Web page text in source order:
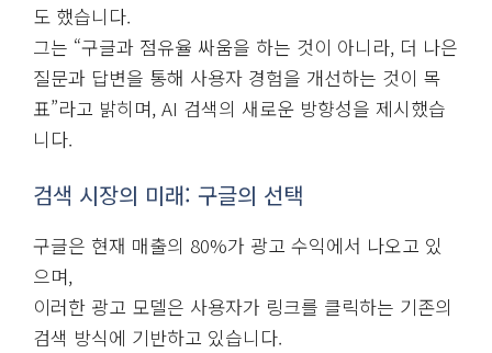
도 했습니다.
그는 “구글과 점유율 싸움을 하는 것이 아니라, 더 나은
질문과 답변을 통해 사용자 경험을 개선하는 것이 목
표”라고 밝히며, AI 검색의 새로운 방향성을 제시했습
니다.
검색 시장의 미래: 구글의 선택
구글은 현재 매출의 80%가 광고 수익에서 나오고 있
으며,
이러한 광고 모델은 사용자가 링크를 클릭하는 기존의
검색 방식에 기반하고 있습니다.